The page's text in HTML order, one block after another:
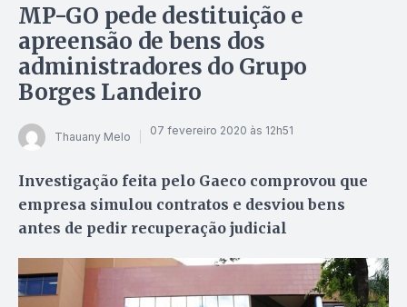
MP-GO pede destituição e
apreensão de bens dos
administradores do Grupo
Borges Landeiro
Thauany Melo 07 fevereiro 2020 às 12h51
Investigação feita pelo Gaeco comprovou que
empresa simulou contratos e desviou bens
antes de pedir recuperação judicial